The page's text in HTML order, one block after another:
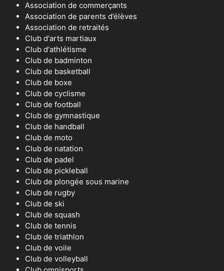
Association de commerçants
Association de parents d’élèves
Association de retraités
Club d'arts martiaux
Club d'athlétisme
Club de badminton
Club de basketball
Club de boxe
Club de cyclisme
Club de football
Club de gymnastique
Club de handball
Club de moto
Club de natation
Club de padel
Club de pickleball
Club de plongée sous marine
Club de rugby
Club de ski
Club de squash
Club de tennis
Club de triathlon
Club de voile
Club de volleyball